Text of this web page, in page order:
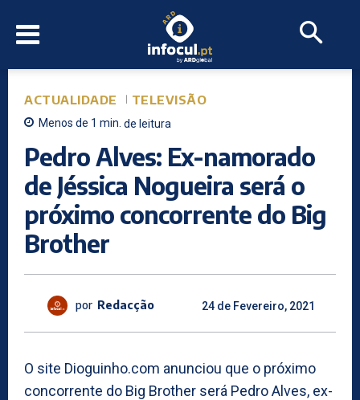
ACTUALIDADE TELEVISÃO
Menos de 1 min. de leitura
Pedro Alves: Ex-namorado
de Jéssica Nogueira será o
próximo concorrente do Big
Brother
por Redacção 24 de Fevereiro, 2021
O site Dioguinho.com anunciou que o próximo
concorrente do Big Brother será Pedro Alves, ex-